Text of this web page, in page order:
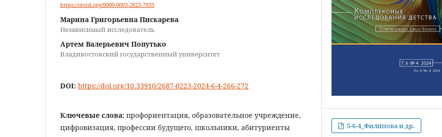
https://orcid.org/0000-0003-2825-7935
Марина Григорьевна Пискарева
Независимый исследователь
Артем Валерьевич Попутько
Владивостокский государственный университет
DOI: https://doi.org/10.33910/2687-0223-2024-6-4-266-272
Ключевые слова: профориентация, образовательное учреждение,
цифровизация, профессии будущего, школьники, абитуриенты
5-6-4_Филипова и др.